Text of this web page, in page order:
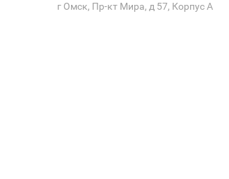
г Омск, Пр-кт Мира, д 57, Корпус А